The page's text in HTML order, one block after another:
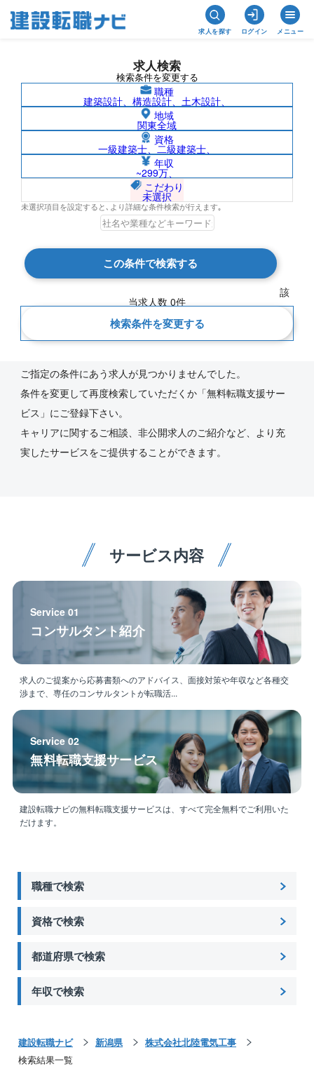
求人を探す ログイン メニュー
求人検索
検索条件を変更する
職種
建築設計、構造設計、土木設計、
地域
関東全域
資格
一級建築士、二級建築士、
年収
~299万、
こだわり
未選択
未選択項目を設定すると､より詳細な条件検索が行えます｡
この条件で検索する
該
当求人数 0件
検索条件を変更する
新潟県/株式会社北陸電気工事の求人検索
結果一覧
新着順
ご指定の条件にあう求人が見つかりませんでした。
条件を変更して再度検索していただくか「無料転職支援サー
ビス」にご登録下さい。
キャリアに関するご相談、非公開求人のご紹介など、より充
実したサービスをご提供することができます。
サービス内容
Service 01
コンサルタント紹介
求人のご提案から応募書類へのアドバイス、面接対策や年収など各種交
渉まで、専任のコンサルタントが転職活...
Service 02
無料転職支援サービス
建設転職ナビの無料転職支援サービスは、すべて完全無料でご利用いた
だけます。
職種で検索
資格で検索
都道府県で検索
年収で検索
建設転職ナビ 新潟県
株式会社北陸電気工事
検索結果一覧